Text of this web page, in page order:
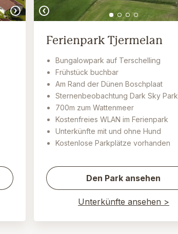
Ferienpark Tjermelan
Bungalowpark auf Terschelling
Frühstück buchbar
Am Rand der Dünen Boschplaat
Sternenbeobachtung Dark Sky Park
700m zum Wattenmeer
Kostenfreies WLAN im Ferienpark
Unterkünfte mit und ohne Hund
Kostenlose Parkplätze vorhanden
Den Park ansehen
Unterkünfte ansehen >